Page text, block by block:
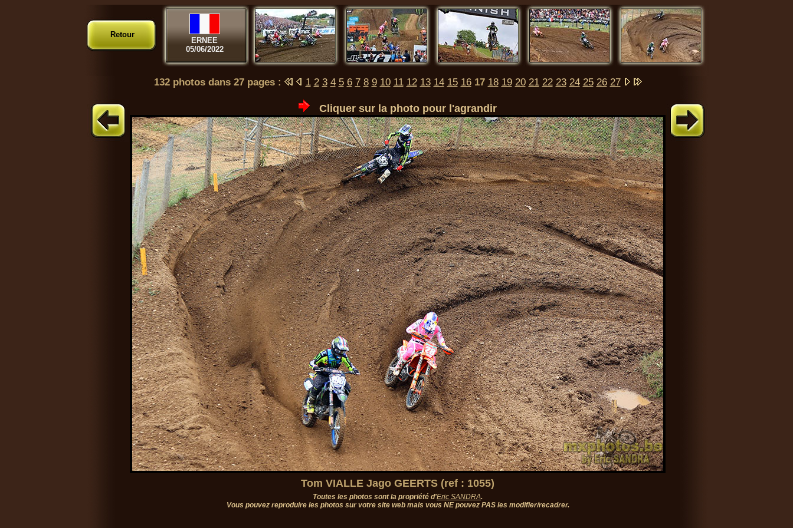
Retour
ERNEE
05/06/2022
132 photos dans 27 pages : 1 2 3 4 5 6 7 8 9 10 11 12 13 14 15 1617 18 19 20 21 22 23 24 25 26 27
Cliquer sur la photo pour l'agrandir
Tom VIALLE Jago GEERTS (ref : 1055)
Toutes les photos sont la propriété d'Eric SANDRA.
Vous pouvez reproduire les photos sur votre site web mais vous NE pouvez PAS les modifier/recadrer.